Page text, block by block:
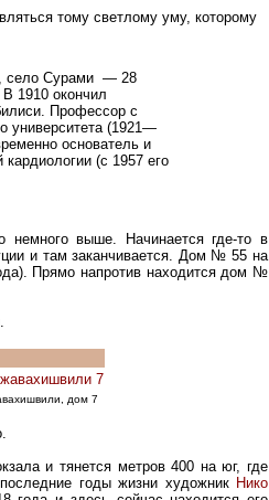
тому светлому уму, которому
село Сурами — 28
1910 окончил
Профессор с
университета (1921—
основатель и
(с 1957 его
немного выше. Начинается где-то в
и там заканчивается. Дом № 55 на
Прямо напротив находится дом №
дом 7
и тянется метров 400 на юг, где
годы жизни художник Нико